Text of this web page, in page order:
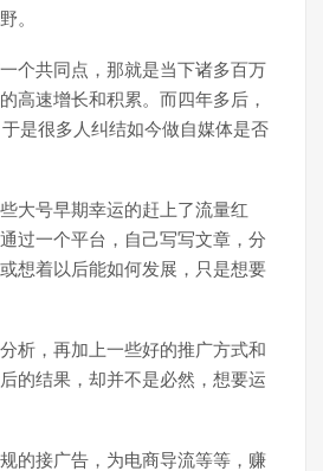
。
个共同点，那就是当下诸多百万
高速增长和积累。而四年多后，
是很多人纠结如今做自媒体是否
大号早期幸运的赶上了流量红
过一个平台，自己写写文章，分
想着以后能如何发展，只是想要
析，再加上一些好的推广方式和
的结果，却并不是必然，想要运
的接广告，为电商导流等等，赚